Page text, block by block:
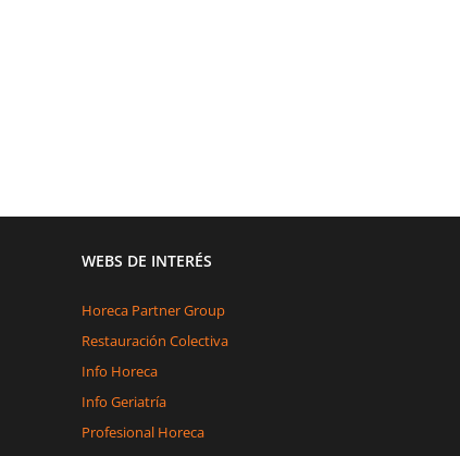
WEBS DE INTERÉS
Horeca Partner Group
Restauración Colectiva
Info Horeca
Info Geriatría
Profesional Horeca